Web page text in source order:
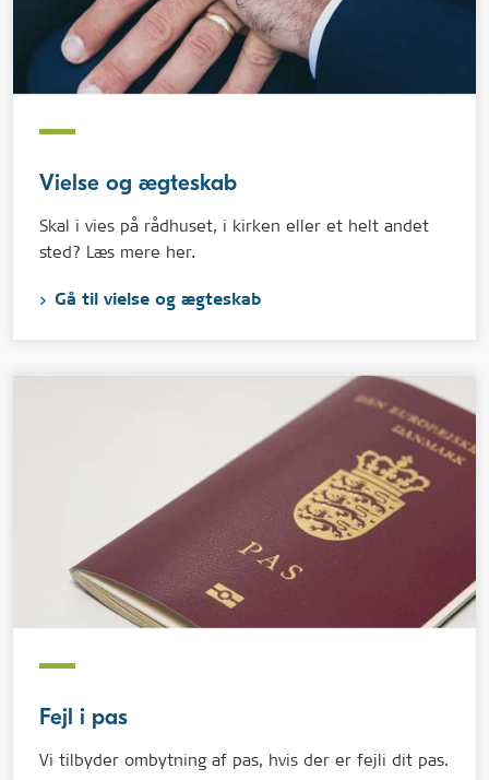
Vielse og ægteskab
Skal i vies på rådhuset, i kirken eller et helt andet
sted? Læs mere her.
Gå til vielse og ægteskab
Fejl i pas
Vi tilbyder ombytning af pas, hvis der er fejli dit pas.